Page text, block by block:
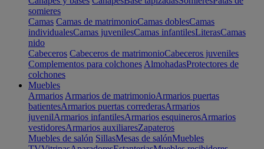
somieres
Camas Camas de matrimonioCamas doblesCamas
individualesCamas juvenilesCamas infantilesLiterasCamas
nido
Cabeceros Cabeceros de matrimonioCabeceros juveniles
Complementos para colchones AlmohadasProtectores de
colchones
Muebles
Armarios Armarios de matrimonioArmarios puertas
batientesArmarios puertas correderasArmarios
juvenilArmarios infantilesArmarios esquinerosArmarios
vestidoresArmarios auxiliaresZapateros
Muebles de salón SillasMesas de salónMuebles